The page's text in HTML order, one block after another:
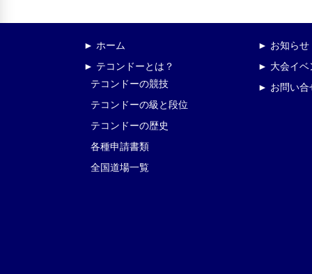
► ホーム
► テコンドーとは？
テコンドーの競技
テコンドーの級と段位
テコンドーの歴史
各種申請書類
全国道場一覧
► お知らせ
► 大会イベ
► お問い合